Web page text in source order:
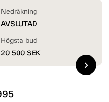
Nedräkning
AVSLUTAD
Högsta bud
20 500 SEK
chevron_right